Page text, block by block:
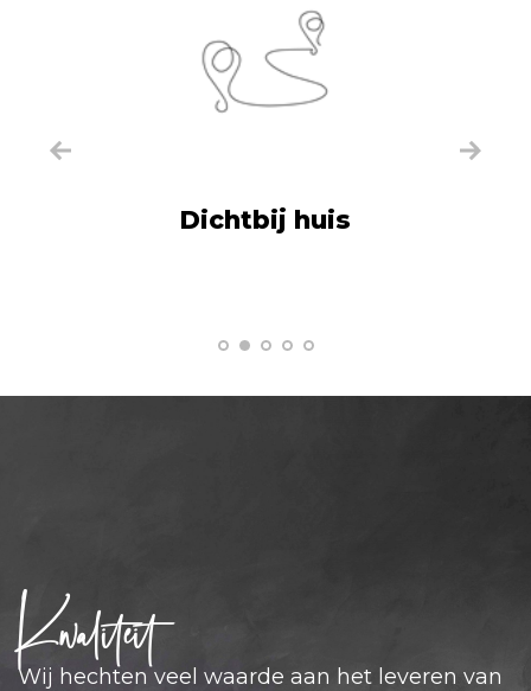
Dichtbij huis
Kwaliteit
Wij hechten veel waarde aan het leveren van